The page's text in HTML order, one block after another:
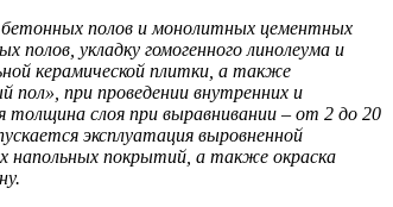
бетонных полов и монолитных цементных
полов, укладку гомогенного линолеума и
керамической плитки, а также
пол», при проведении внутренних и
слоя при выравнивании – от 2 до 20
эксплуатация выровненной
напольных покрытий, а также окраска